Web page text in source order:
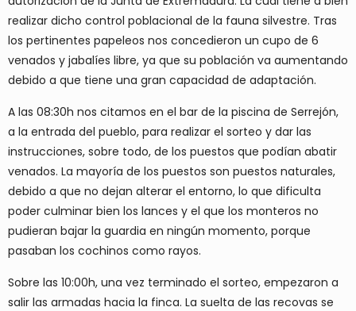
realizar dicho control poblacional de la fauna silvestre. Tras
los pertinentes papeleos nos concedieron un cupo de 6
venados y jabalíes libre, ya que su población va aumentando
debido a que tiene una gran capacidad de adaptación.
A las 08:30h nos citamos en el bar de la piscina de Serrejón,
a la entrada del pueblo, para realizar el sorteo y dar las
instrucciones, sobre todo, de los puestos que podían abatir
venados. La mayoría de los puestos son puestos naturales,
debido a que no dejan alterar el entorno, lo que dificulta
poder culminar bien los lances y el que los monteros no
pudieran bajar la guardia en ningún momento, porque
pasaban los cochinos como rayos.
Sobre las 10:00h, una vez terminado el sorteo, empezaron a
salir las armadas hacia la finca. La suelta de las recovas se